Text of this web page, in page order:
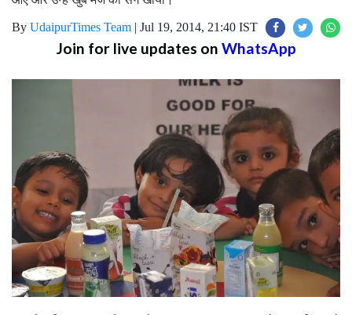
By UdaipurTimes Team | Jul 19, 2014, 21:40 IST
Join for live updates on WhatsApp